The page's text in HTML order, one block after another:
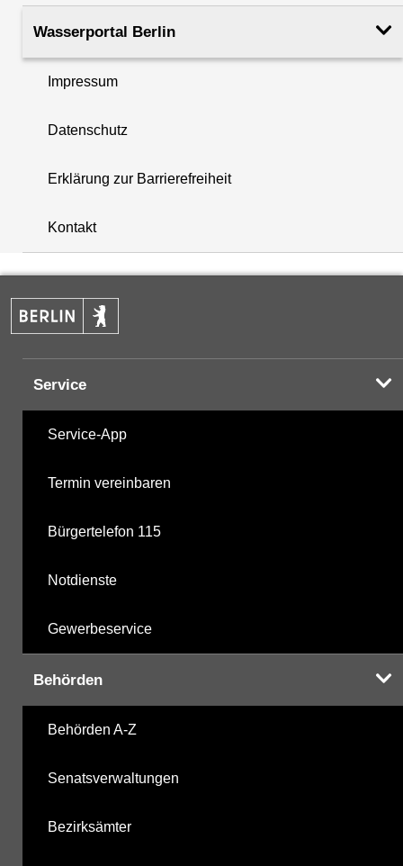
+
−
Wasserportal Berlin
Impressum
Datenschutz
Erklärung zur Barrierefreiheit
Kontakt
Service
Service-App
Termin vereinbaren
Bürgertelefon 115
Notdienste
Gewerbeservice
Behörden
Behörden A-Z
Senatsverwaltungen
Bezirksämter